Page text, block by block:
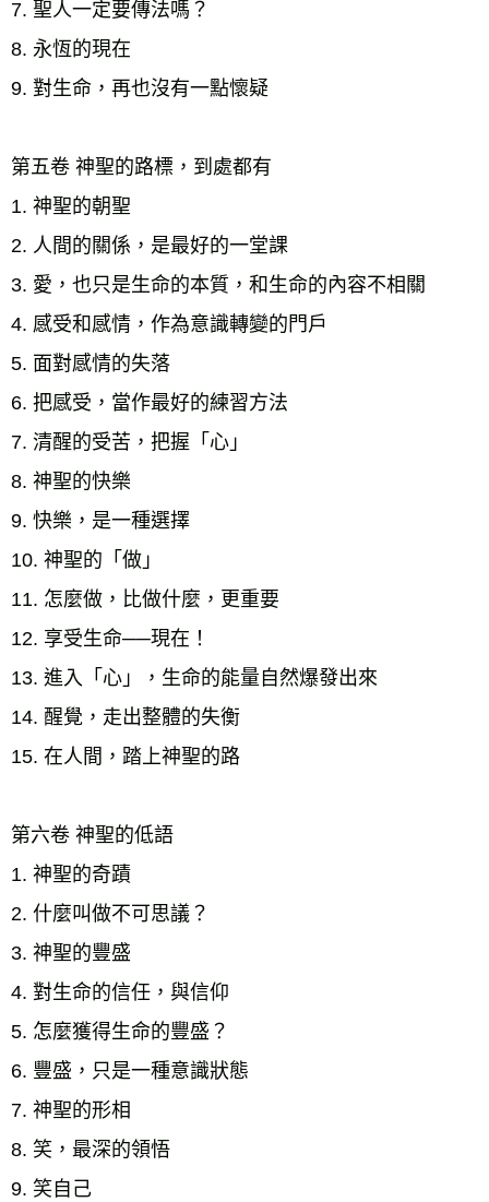
7. 聖人一定要傳法嗎？
8. 永恆的現在
9. 對生命，再也沒有一點懷疑
第五卷 神聖的路標，到處都有
1. 神聖的朝聖
2. 人間的關係，是最好的一堂課
3. 愛，也只是生命的本質，和生命的內容不相關
4. 感受和感情，作為意識轉變的門戶
5. 面對感情的失落
6. 把感受，當作最好的練習方法
7. 清醒的受苦，把握「心」
8. 神聖的快樂
9. 快樂，是一種選擇
10. 神聖的「做」
11. 怎麼做，比做什麼，更重要
12. 享受生命──現在！
13. 進入「心」，生命的能量自然爆發出來
14. 醒覺，走出整體的失衡
15. 在人間，踏上神聖的路
第六卷 神聖的低語
1. 神聖的奇蹟
2. 什麼叫做不可思議？
3. 神聖的豐盛
4. 對生命的信任，與信仰
5. 怎麼獲得生命的豐盛？
6. 豐盛，只是一種意識狀態
7. 神聖的形相
8. 笑，最深的領悟
9. 笑自己